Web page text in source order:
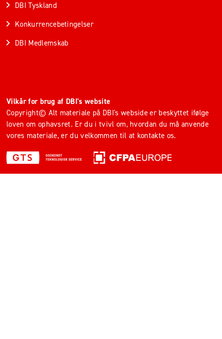
DBI Tyskland
Konkurrencebetingelser
DBI Medlemskab
Vilkår for brug af DBI's website
Copyright© Alt materiale på DBI's webside er beskyttet ifølge
loven om ophavsret. Er du i tvivl om, hvordan du må anvende
vores materiale, er du velkommen til at kontakte os.